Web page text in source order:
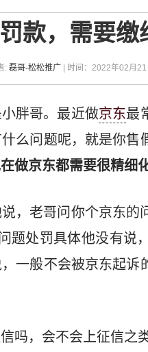
款，需要缴
: 磊哥-松松推广 | 时间：2022年02月
胖哥。最近做京东最
么问题呢，就是你
做京东都需要很精细
，老哥问你个京东
题处罚具体他没有说
一般不会被京东起诉
吗，会不会上征信之